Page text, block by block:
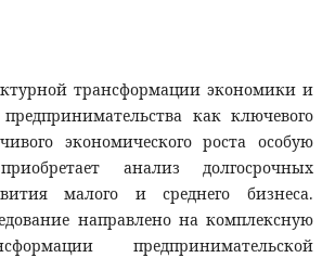
трансформации экономики и
как ключевого
экономического роста особую
анализ долгосрочных
малого и среднего бизнеса.
направлено на комплексную
предпринимательской